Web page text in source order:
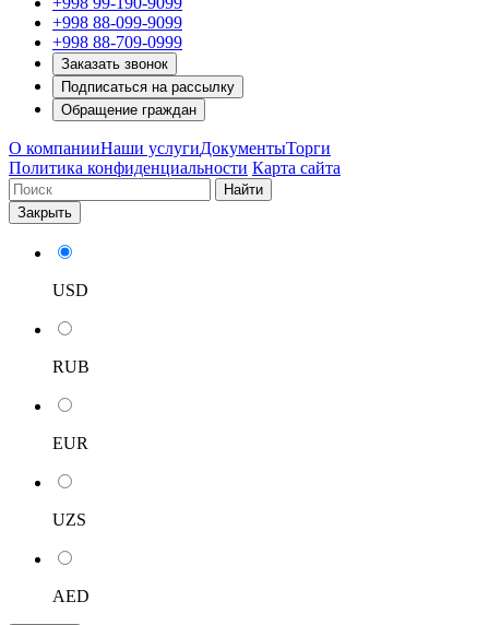
+998 88-099-9099
+998 88-709-0999
Заказать звонок
Подписаться на рассылку
Обращение граждан
О компанииНаши услугиДокументыТорги
Политика конфиденциальности Карта сайта
Найти
Закрыть
USD
RUB
EUR
UZS
AED